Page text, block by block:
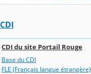
CDI
CDI du site Portail Rouge
Base du CDI
FLE (Français langue étrangère)